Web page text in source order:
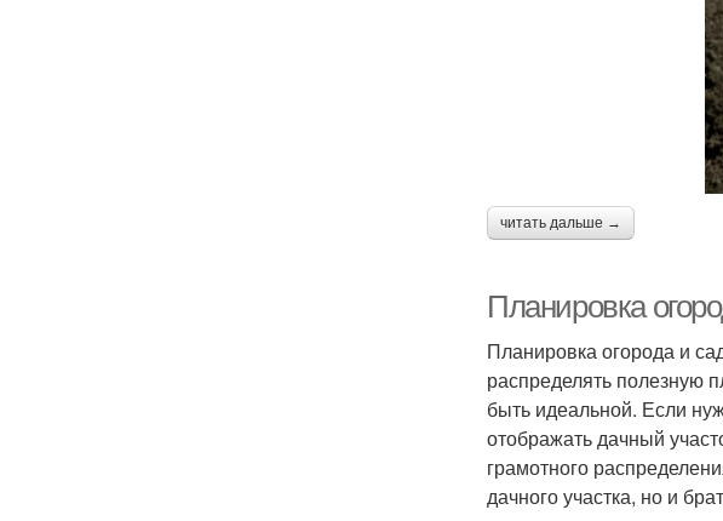
читать дальше →
Планировка
Планировка огорода и
распределять полезную
быть идеальной. Если
отображать дачный
грамотного
дачного участка, но и